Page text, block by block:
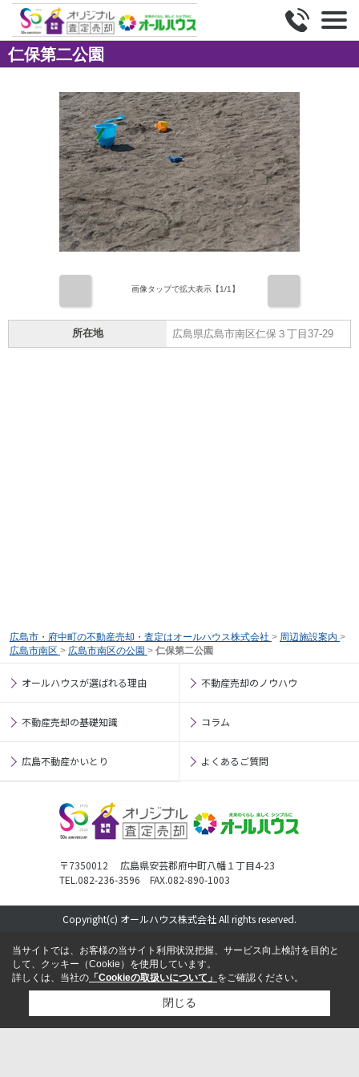
仁保第二公園
画像タップで拡大表示【1/1】
所在地 広島県広島市南区仁保３丁目37-29
広島市・府中町の不動産売却・査定はオールハウス株式会社 > 周辺施設案内 >
広島市南区 > 広島市南区の公園 > 仁保第二公園
オールハウスが選ばれる理由 不動産売却のノウハウ
不動産売却の基礎知識 コラム
広島不動産かいとり よくあるご質問
〒7350012 広島県安芸郡府中町八幡１丁目4-23
TEL.082-236-3596 FAX.082-890-1003
Copyright(c) オールハウス株式会社 All rights reserved.
当サイトでは、お客様の当サイト利用状況把握、サービス向上検討を目的と
して、クッキー（Cookie）を使用しています。
詳しくは、当社の 「Cookieの取扱いについて」 をご確認ください。
閉じる